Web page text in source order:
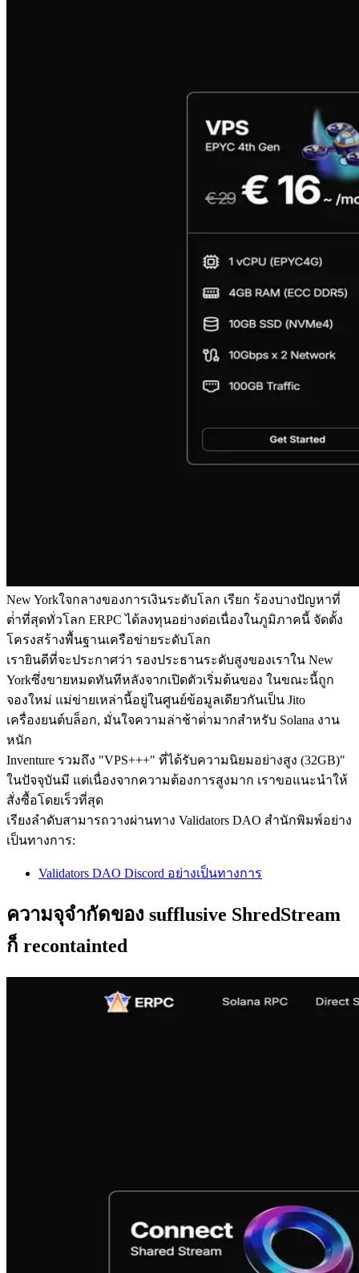
New Yorkใจกลางของการเงินระดับโลก เรียก ร้องบางปัญหาที่
ต่ําที่สุดทั่วโลก ERPC ได้ลงทุนอย่างต่อเนื่องในภูมิภาคนี้ จัดตั้ง
โครงสร้างพื้นฐานเครือข่ายระดับโลก
เรายินดีที่จะประกาศว่า รองประธานระดับสูงของเราใน New
Yorkซึ่งขายหมดทันทีหลังจากเปิดตัวเริ่มต้นของ ในขณะนี้ถูก
จองใหม่ แม่ข่ายเหล่านี้อยู่ในศูนย์ข้อมูลเดียวกันเป็น Jito
เครื่องยนต์บล็อก, มั่นใจความล่าช้าต่ํามากสําหรับ Solana งาน
หนัก
Inventure รวมถึง "VPS+++" ที่ได้รับความนิยมอย่างสูง (32GB)"
ในปัจจุบันมี แต่เนื่องจากความต้องการสูงมาก เราขอแนะนําให้
สั่งซื้อโดยเร็วที่สุด
เรียงลําดับสามารถวางผ่านทาง Validators DAO สํานักพิมพ์อย่าง
เป็นทางการ:
Validators DAO Discord อย่างเป็นทางการ
ความจุจํากัดของ sufflusive ShredStream
ก็ recontainted